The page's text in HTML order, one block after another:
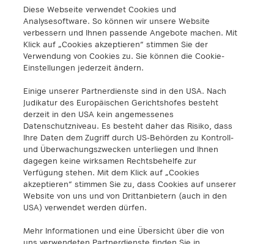
A1 Digital International GmbH & Co KG
Lassallestraße 9
1020 Wien
info@a1.digital
+43 5 06640
A1 Digital Spain S.L.
Calle Federico Salmón 13
28016 Madrid, España
info@a1.digital
A1 Digital Deutschland GmbH
Kustermannpark
Rosenheimer Strasse 116
D-81669 München
Diese Webseite verwendet Cookies und
Analysesoftware. So können wir unsere Website
verbessern und Ihnen passende Angebote machen. Mit
Klick auf „Cookies akzeptieren“ stimmen Sie der
Verwendung von Cookies zu. Sie können die Cookie-
Einstellungen jederzeit ändern.
Einige unserer Partnerdienste sind in den USA. Nach
Judikatur des Europäischen Gerichtshofes besteht
derzeit in den USA kein angemessenes
Datenschutzniveau. Es besteht daher das Risiko, dass
Ihre Daten dem Zugriff durch US-Behörden zu Kontroll-
und Überwachungszwecken unterliegen und Ihnen
dagegen keine wirksamen Rechtsbehelfe zur
Verfügung stehen. Mit dem Klick auf „Cookies
akzeptieren“ stimmen Sie zu, dass Cookies auf unserer
Website von uns und von Drittanbietern (auch in den
USA) verwendet werden dürfen.
Mehr Informationen und eine Übersicht über die von
uns verwendeten Partnerdienste finden Sie in